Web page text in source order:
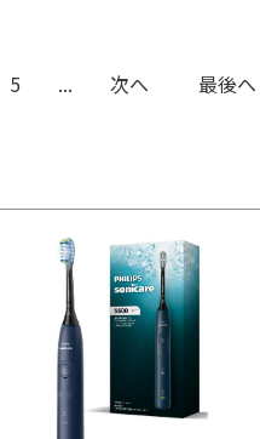
5 ... 次へ 最後へ